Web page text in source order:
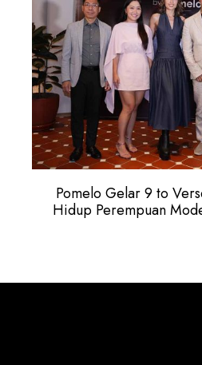
Pomelo Gelar 9 to
Hidup Perempuan